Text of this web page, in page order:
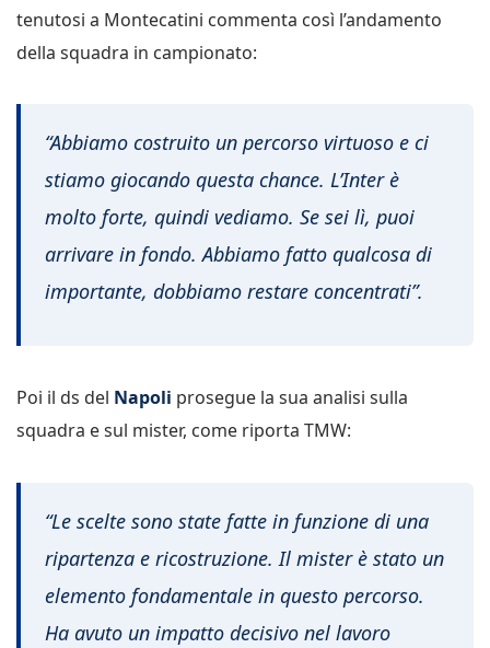
tenutosi a Montecatini commenta così l’andamento
della squadra in campionato:
“Abbiamo costruito un percorso virtuoso e ci
stiamo giocando questa chance. L’Inter è
molto forte, quindi vediamo. Se sei lì, puoi
arrivare in fondo. Abbiamo fatto qualcosa di
importante, dobbiamo restare concentrati”.
Poi il ds del Napoli prosegue la sua analisi sulla
squadra e sul mister, come riporta TMW:
“Le scelte sono state fatte in funzione di una
ripartenza e ricostruzione. Il mister è stato un
elemento fondamentale in questo percorso.
Ha avuto un impatto decisivo nel lavoro